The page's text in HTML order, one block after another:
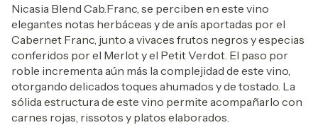
Nicasia Blend Cab.Franc, se perciben en este vino
elegantes notas herbáceas y de anís aportadas por el
Cabernet Franc, junto a vivaces frutos negros y especias
conferidos por el Merlot y el Petit Verdot. El paso por
roble incrementa aún más la complejidad de este vino,
otorgando delicados toques ahumados y de tostado. La
sólida estructura de este vino permite acompañarlo con
carnes rojas, rissotos y platos elaborados.